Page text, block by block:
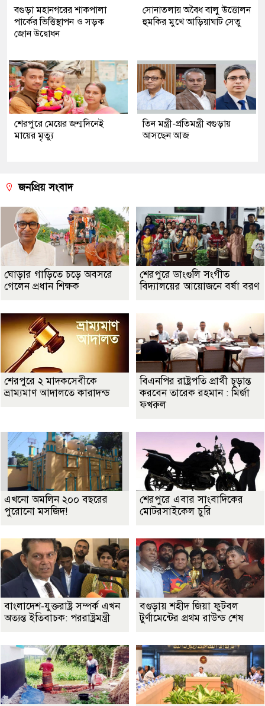
বগুড়া মহানগরের শাকপালা
পার্কের ভিত্তিস্থাপন ও সড়ক
জোন উদ্বোধন
সোনাতলায় অবৈধ বালু উত্তোলন
হুমকির মুখে আড়িয়াঘাট সেতু
শেরপুরে মেয়ের জন্মদিনেই
মায়ের মৃত্যু
তিন মন্ত্রী-প্রতিমন্ত্রী বগুড়ায়
আসছেন আজ
জনপ্রিয় সংবাদ
ঘোড়ার গাড়িতে চড়ে অবসরে
গেলেন প্রধান শিক্ষক
শেরপুরে ডাংগুলি সংগীত
বিদ্যালয়ের আয়োজনে বর্ষা বরণ
শেরপুরে ২ মাদকসেবীকে
ভ্রাম্যমাণ আদালতে কারাদন্ড
বিএনপির রাষ্ট্রপতি প্রার্থী চূড়ান্ত
করবেন তারেক রহমান : মির্জা
ফখরুল
এখনো অমলিন ২০০ বছরের
পুরোনো মসজিদ!
শেরপুরে এবার সাংবাদিকের
মোটরসাইকেল চুরি
বাংলাদেশ-যুক্তরাষ্ট্র সম্পর্ক এখন
অত্যন্ত ইতিবাচক: পররাষ্ট্রমন্ত্রী
বগুড়ায় শহীদ জিয়া ফুটবল
টুর্ণামেন্টের প্রথম রাউন্ড শেষ